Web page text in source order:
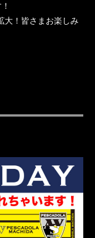
大！皆さまお楽しみ